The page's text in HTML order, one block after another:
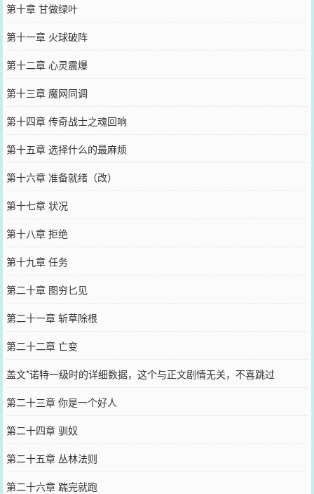
第十章 甘做绿叶
第十一章 火球破阵
第十二章 心灵震爆
第十三章 魔网同调
第十四章 传奇战士之魂回响
第十五章 选择什么的最麻烦
第十六章 准备就绪（改）
第十七章 状况
第十八章 拒绝
第十九章 任务
第二十章 图穷匕见
第二十一章 斩草除根
第二十二章 亡变
盖文*诺特一级时的详细数据，这个与正文剧情无关，不喜跳过
第二十三章 你是一个好人
第二十四章 驯奴
第二十五章 丛林法则
第二十六章 踹完就跑